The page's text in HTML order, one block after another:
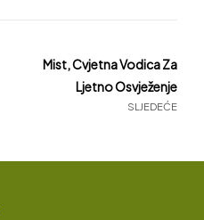
SLJEDEĆE
Mist, Cvjetna Vodica Za
Ljetno Osvježenje